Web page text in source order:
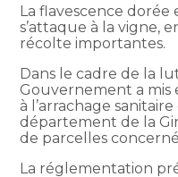
La flavescence dorée
s’attaque à la vigne,
récolte importantes.
Dans le cadre de la
Gouvernement a mis
à l’arrachage
département de la
de parcelles
La réglementation